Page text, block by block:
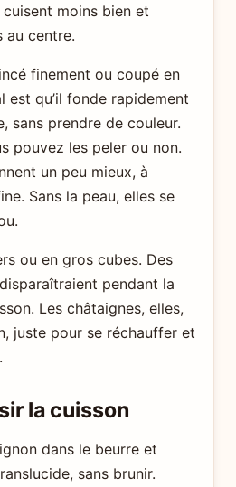
moins bien et
au centre.
finement ou coupé en
est qu’il fonde rapidement
sans prendre de couleur.
pouvez les peler ou non.
un peu mieux, à
Sans la peau, elles se
ou en gros cubes. Des
pendant la
Les châtaignes, elles,
juste pour se réchauffer et
la cuisson
dans le beurre et
sans brunir.